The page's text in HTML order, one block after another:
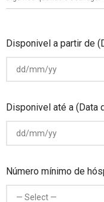
Disponivel a partir de
Disponivel até a (Data
Número mínimo de